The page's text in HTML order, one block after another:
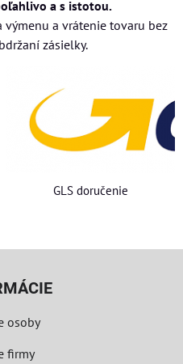
a s istotou.
výmenu a vrátenie tovaru bez
zásielky.
GLS doručenie
osoby
firmy